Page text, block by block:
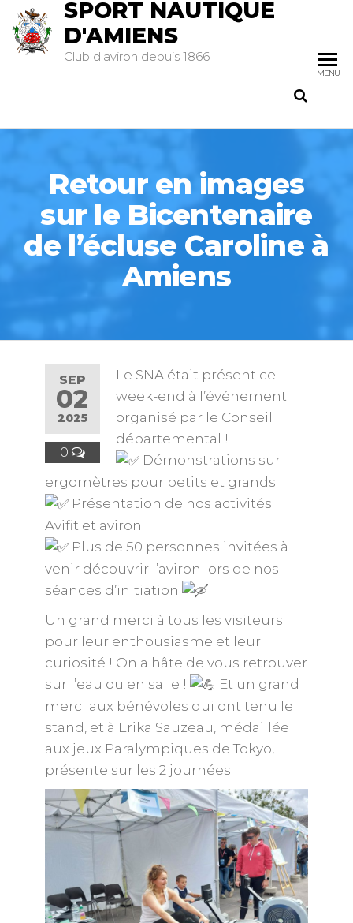
SPORT NAUTIQUE
D'AMIENS
Club d'aviron depuis 1866
MENU
Retour en images
sur le Bicentenaire
de l’écluse Caroline à
Amiens
SEP
02
2025
0
Le SNA était présent ce
week-end à l’événement
organisé par le Conseil
départemental !
Démonstrations sur
ergomètres pour petits et grands
Présentation de nos activités
Avifit et aviron
Plus de 50 personnes invitées à
venir découvrir l’aviron lors de nos
séances d’initiation
Un grand merci à tous les visiteurs
pour leur enthousiasme et leur
curiosité ! On a hâte de vous retrouver
sur l’eau ou en salle !
Et un grand
merci aux bénévoles qui ont tenu le
stand, et à Erika Sauzeau, médaillée
aux jeux Paralympiques de Tokyo,
présente sur les 2 journées.